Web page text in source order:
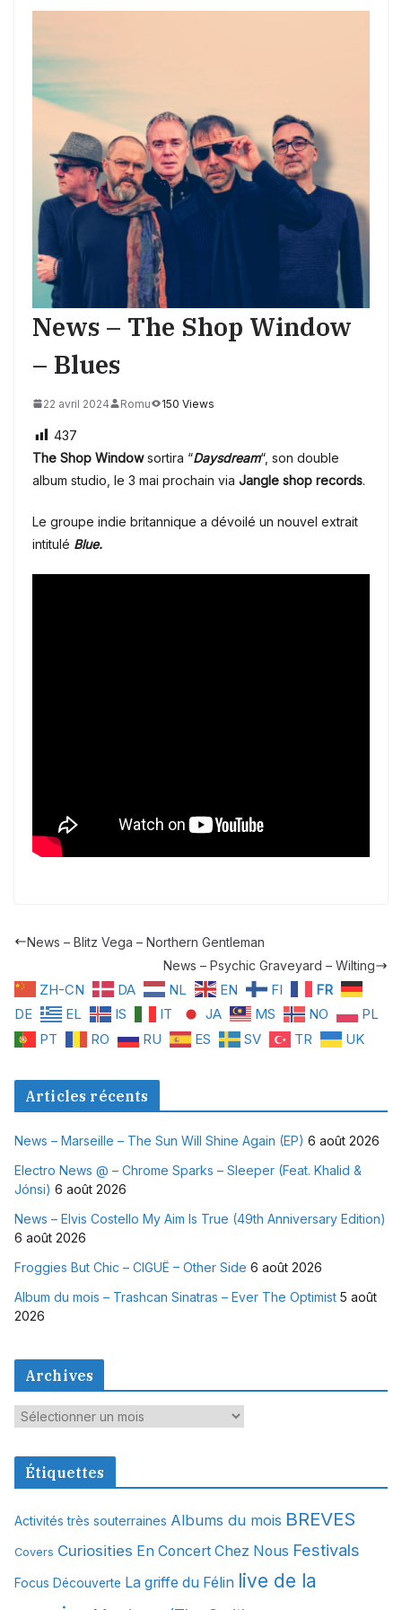
News – The Shop Window
– Blues
22 avril 2024 Romu 150 Views
437
The Shop Windowsortira “Daysdream“, son double
album studio, le 3 mai prochain via Jangle shop records.
Le groupe indie britannique a dévoilé un nouvel extrait
intitulé Blue.
News – Blitz Vega – Northern Gentleman
News – Psychic Graveyard – Wilting
ZH-CN DA NL EN FI
FR
DE
EL IS IT JA MS NO
PL
PT
RO RU ES SV TR UK
Articles récents
News – Marseille – The Sun Will Shine Again (EP) 6 août 2026
Electro News @ – Chrome Sparks – Sleeper (Feat. Khalid &
Jónsi) 6 août 2026
News – Elvis Costello My Aim Is True (49th Anniversary Edition)
6 août 2026
Froggies But Chic – CIGUË – Other Side 6 août 2026
Album du mois – Trashcan Sinatras – Ever The Optimist 5 août
2026
Archives
A
c
v
e
Étiquettes
Activités très souterraines Albums du mois BREVES
Covers Curiosities En Concert Chez Nous Festivals
Focus Découverte La griffe du Félin live de la